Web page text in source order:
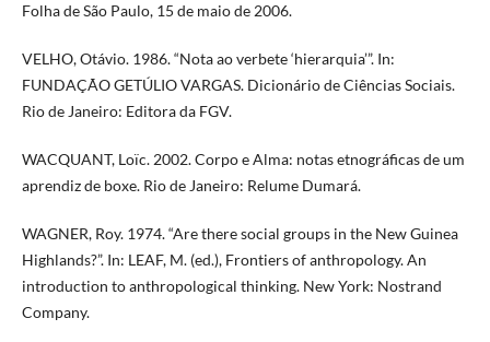
Folha de São Paulo, 15 de maio de 2006.
VELHO, Otávio. 1986. “Nota ao verbete ‘hierarquia’”. In:
FUNDAÇÃO GETÚLIO VARGAS. Dicionário de Ciências Sociais.
Rio de Janeiro: Editora da FGV.
WACQUANT, Loïc. 2002. Corpo e Alma: notas etnográficas de um
aprendiz de boxe. Rio de Janeiro: Relume Dumará.
WAGNER, Roy. 1974. “Are there social groups in the New Guinea
Highlands?”. In: LEAF, M. (ed.), Frontiers of anthropology. An
introduction to anthropological thinking. New York: Nostrand
Company.